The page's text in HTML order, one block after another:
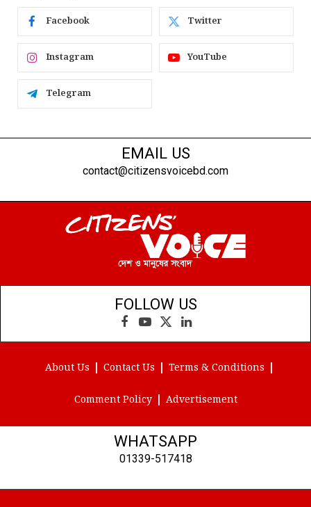
Facebook Twitter
Instagram YouTube
Telegram
EMAIL US
contact@citizensvoicebd.com
FOLLOW US
Facebook
YouTube
X
(Twitter)
LinkedIn
About Us Contact Us Terms & Conditions
Comment Policy Advertisement
WHATSAPP
01339-517418